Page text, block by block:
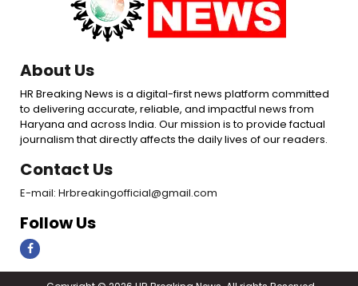
About Us
HR Breaking News is a digital-first news platform committed
to delivering accurate, reliable, and impactful news from
Haryana and across India. Our mission is to provide factual
journalism that directly affects the daily lives of our readers.
Contact Us
E-mail: Hrbreakingofficial@gmail.com
Follow Us